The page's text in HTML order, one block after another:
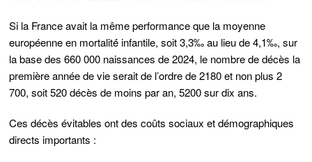
Si la France avait la même performance que la moyenne
européenne en mortalité́ infantile, soit 3,3‰ au lieu de 4,1‰, sur
la base des 660 000 naissances de 2024, le nombre de décès la
première année de vie serait de l’ordre de 2180 et non plus 2
700, soit 520 décès de moins par an, 5200 sur dix ans.
Ces décès évitables ont des coûts sociaux et démographiques
directs importants :